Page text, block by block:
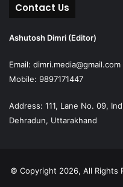
Contact Us
Ashutosh Dimri (Editor)
Email: dimri.media@gmail.com
Mobile: 9897171447
Address: 111, Lane No. 09,
Dehradun, Uttarakhand
© Copyright 2026, All Rights